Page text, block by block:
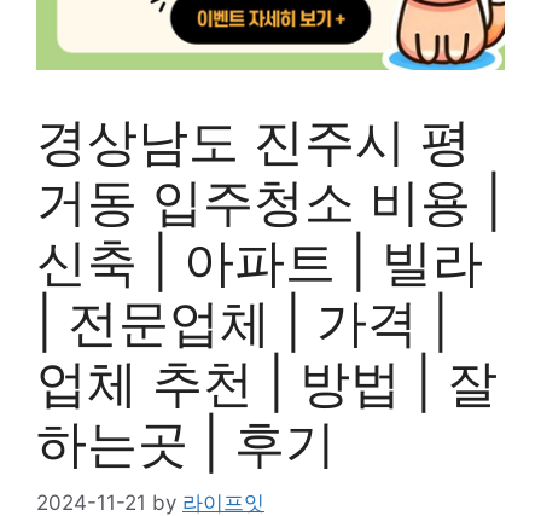
경상남도 진주시 평
거동 입주청소 비용 |
신축 | 아파트 | 빌라
| 전문업체 | 가격 |
업체 추천 | 방법 | 잘
하는곳 | 후기
2024-11-21 by 라이프잇